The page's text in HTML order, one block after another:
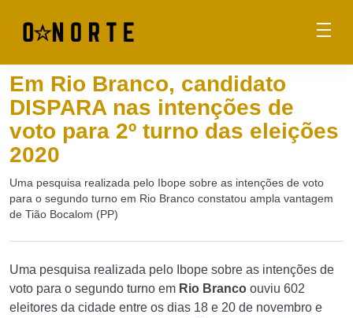
Em Rio Branco, candidato
DISPARA nas intenções de
voto para 2º turno das eleições
2020
Uma pesquisa realizada pelo Ibope sobre as intenções de voto
para o segundo turno em Rio Branco constatou ampla vantagem
de Tião Bocalom (PP)
Uma pesquisa realizada pelo Ibope sobre as intenções de
voto para o segundo turno em Rio Branco ouviu 602
eleitores da cidade entre os dias 18 e 20 de novembro e